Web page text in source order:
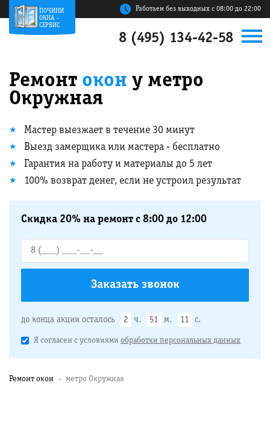
ПОЧИНИ
ОКНА -
СЕРВИС
Работаем без выходных с 08:00 до 22:00
8 (495) 134-42-58
Ремонт окон у метро
Окружная
Мастер выезжает в течение 30 минут
Выезд замерщика или мастера - бесплатно
Гарантия на работу и материалы до 5 лет
100% возврат денег, если не устроил результат
Скидка 20% на ремонт с 8:00 до 12:00
до конца акции осталось 2 ч. 51 м. 10 с.
Я согласен с условиями обработки персональных данных
Ремонт окон метро Окружная